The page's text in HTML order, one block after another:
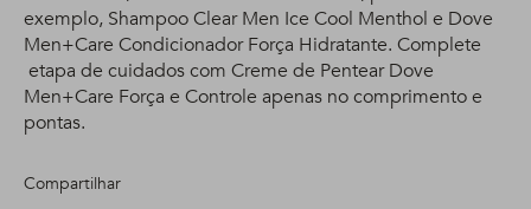
exemplo, Shampoo Clear Men Ice Cool Menthol e Dove
Men+Care Condicionador Força Hidratante. Complete
etapa de cuidados com Creme de Pentear Dove
Men+Care Força e Controle apenas no comprimento e
pontas.
Compartilhar